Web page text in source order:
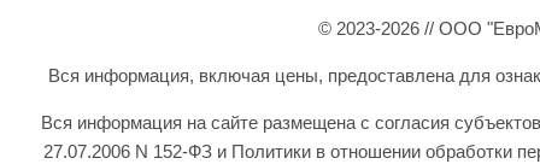
© 2023-2026 // ООО
Вся информация, включая цены, предоставлена для
Вся информация на сайте размещена с согласия
27.07.2006 N 152-ФЗ и Политики в отношении обработки